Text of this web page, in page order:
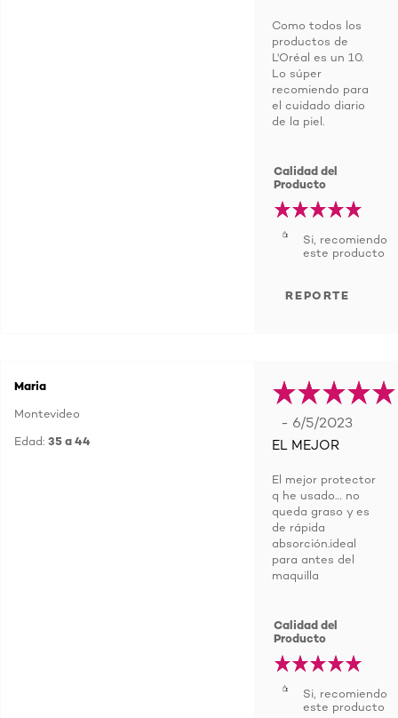
Como todos los
productos de
L'Oréal es un 10.
Lo súper
recomiendo para
el cuidado diario
de la piel.
Calidad del
Producto
Si, recomiendo
este producto
REPORTE
Maria
Montevideo
Edad: 35 a 44
- 6/5/2023
EL MEJOR
El mejor protector
q he usado… no
queda graso y es
de rápida
absorción.ideal
para antes del
maquilla
Calidad del
Producto
Si, recomiendo
este producto